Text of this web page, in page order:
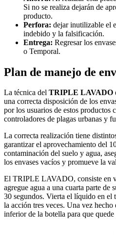
Si no se realiza dejarán de
producto.
Perfora: dejar inutilizable el
indebido y la falsificación.
Entrega: Regresar los
o Temporal.
Plan de manejo de
La técnica del TRIPLE LAVADO
una correcta disposición de los
por los usuarios de estos productos
controladores de plagas urbanas y
La correcta realización tiene
garantizar el aprovechamiento del
contaminación del suelo y agua,
los envases vacíos y promueve la
El TRIPLE LAVADO, consiste en
agregue agua a una cuarta parte de
30 segundos. Vierta el líquido en el
la acción tres veces. Una vez
inferior de la botella para que